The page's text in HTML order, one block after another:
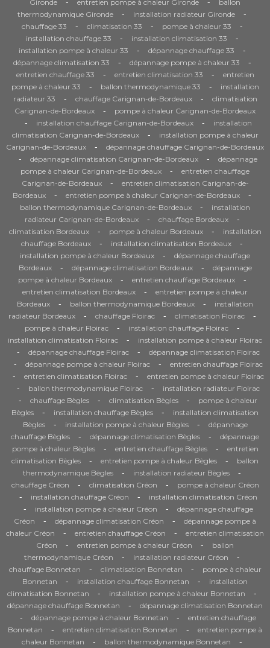
Gironde entretien pompe à chaleur Gironde
ballon
thermodynamique Gironde
- installation radiateur Gironde -
chauffage 33 - climatisation 33 - pompe à chaleur 33 -
installation chauffage 33 - installation climatisation 33 -
installation pompe à chaleur 33 - dépannage chauffage 33 -
dépannage climatisation 33 - dépannage pompe à chaleur 33 -
entretien chauffage 33 - entretien climatisation 33 -
entretien
pompe à chaleur 33
- ballon thermodynamique 33 -
installation
radiateur 33
- chauffage Carignan-de-Bordeaux -
climatisation
Carignan-de-Bordeaux
- pompe à chaleur Carignan-de-Bordeaux
- installation chauffage Carignan-de-Bordeaux -
installation
climatisation Carignan-de-Bordeaux
-
installation pompe à chaleur
Carignan-de-Bordeaux
- dépannage chauffage Carignan-de-Bordeaux
- dépannage climatisation Carignan-de-Bordeaux -
dépannage
pompe à chaleur Carignan-de-Bordeaux
-
entretien chauffage
Carignan-de-Bordeaux
-
entretien climatisation Carignan-de-
Bordeaux
- entretien pompe à chaleur Carignan-de-Bordeaux -
ballon thermodynamique Carignan-de-Bordeaux -
installation
radiateur Carignan-de-Bordeaux
- chauffage Bordeaux -
climatisation Bordeaux - pompe à chaleur Bordeaux -
installation
chauffage Bordeaux
- installation climatisation Bordeaux -
installation pompe à chaleur Bordeaux -
dépannage chauffage
Bordeaux
- dépannage climatisation Bordeaux -
dépannage
pompe à chaleur Bordeaux
- entretien chauffage Bordeaux -
entretien climatisation Bordeaux -
entretien pompe à chaleur
Bordeaux
- ballon thermodynamique Bordeaux -
installation
radiateur Bordeaux
- chauffage Floirac - climatisation Floirac -
pompe à chaleur Floirac - installation chauffage Floirac -
installation climatisation Floirac - installation pompe à chaleur Floirac
- dépannage chauffage Floirac - dépannage climatisation Floirac
- dépannage pompe à chaleur Floirac - entretien chauffage Floirac
- entretien climatisation Floirac - entretien pompe à chaleur Floirac
- ballon thermodynamique Floirac - installation radiateur Floirac
- chauffage Bègles - climatisation Bègles -
pompe à chaleur
Bègles
- installation chauffage Bègles -
installation climatisation
Bègles
- installation pompe à chaleur Bègles -
dépannage
chauffage Bègles
- dépannage climatisation Bègles -
dépannage
pompe à chaleur Bègles
- entretien chauffage Bègles -
entretien
climatisation Bègles
- entretien pompe à chaleur Bègles -
ballon
thermodynamique Bègles
- installation radiateur Bègles -
chauffage Créon - climatisation Créon - pompe à chaleur Créon
- installation chauffage Créon - installation climatisation Créon
- installation pompe à chaleur Créon -
dépannage chauffage
Créon
- dépannage climatisation Créon -
dépannage pompe à
chaleur Créon
- entretien chauffage Créon -
entretien climatisation
Créon
- entretien pompe à chaleur Créon -
ballon
thermodynamique Créon
- installation radiateur Créon -
chauffage Bonnetan - climatisation Bonnetan -
pompe à chaleur
Bonnetan
- installation chauffage Bonnetan -
installation
climatisation Bonnetan
- installation pompe à chaleur Bonnetan -
dépannage chauffage Bonnetan - dépannage climatisation Bonnetan
- dépannage pompe à chaleur Bonnetan -
entretien chauffage
Bonnetan
- entretien climatisation Bonnetan -
entretien pompe à
chaleur Bonnetan
- ballon thermodynamique Bonnetan -